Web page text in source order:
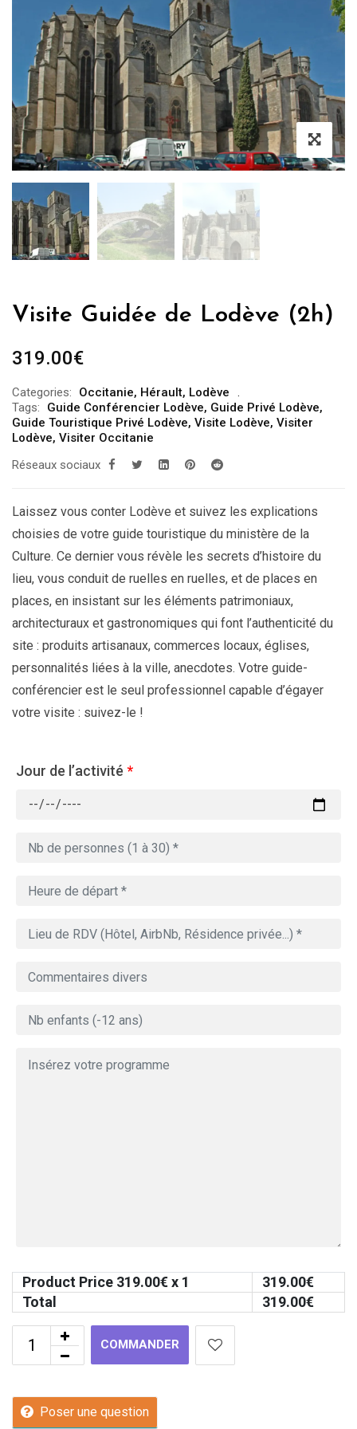
Visite Guidée de Lodève (2h)
319.00€
Categories: Occitanie, Hérault, Lodève
Tags:
Guide Conférencier Lodève, Guide Privé Lodève,
Guide Touristique Privé Lodève, Visite Lodève, Visiter
Lodève, Visiter Occitanie
Réseaux sociaux
Laissez vous conter Lodève et suivez les explications
choisies de votre guide touristique du ministère de la
Culture. Ce dernier vous révèle les secrets d’histoire du
lieu, vous conduit de ruelles en ruelles, et de places en
places, en insistant sur les éléments patrimoniaux,
architecturaux et gastronomiques qui font l’authenticité du
site : produits artisanaux, commerces locaux, églises,
personnalités liées à la ville, anecdotes. Votre guide-
conférencier est le seul professionnel capable d’égayer
votre visite : suivez-le !
Jour de l’activité *
Product Price 319.00€ x 1 319.00€
Total
319.00€
COMMANDER
Poser une question